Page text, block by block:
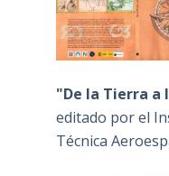
"De la Tierra a
editado por el
Técnica